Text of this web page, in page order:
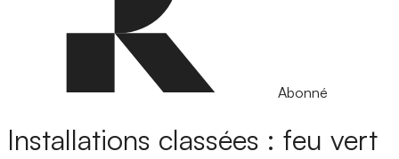
Abonné
Installations classées : feu vert